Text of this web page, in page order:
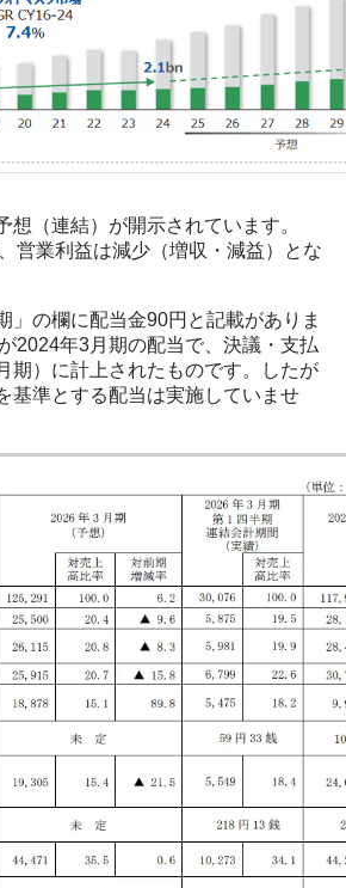
想（連結）が開示されています。
営業利益は減少（増収・減益）とな
」の欄に配当金90円と記載がありま
2024年3月期の配当で、決議・支払
期）に計上されたものです。したが
基準とする配当は実施していませ